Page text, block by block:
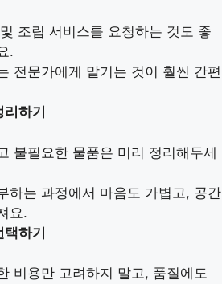
조립 서비스를 요청하는 것도 좋
.
전문가에게 맡기는 것이 훨씬 간편
하기
불필요한 물품은 미리 정리해두세
하는 과정에서 마음도 가볍고, 공간
요.
택하기
비용만 고려하지 말고, 품질에도